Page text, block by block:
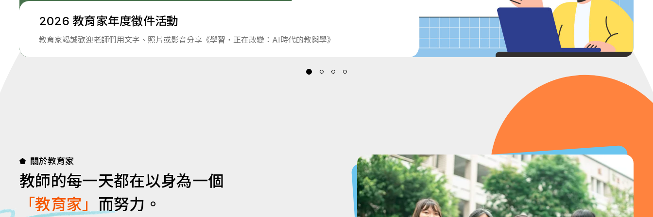
2026 教育家年度徵件活動
教育家竭誠歡迎老師們用文字、照片或影音分享《學習，正在改變：AI時代的教與學》
關於教育家
教師的每一天都在以身為一個
「教育家」 而努力。